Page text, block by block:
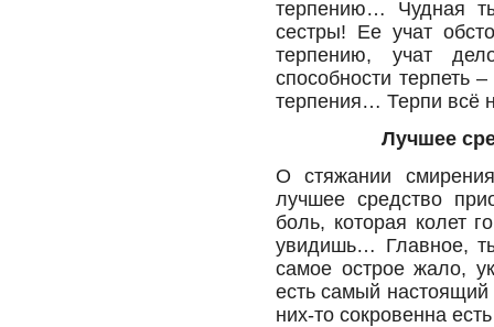
терпению… Чудная
сестры! Ее учат
терпению, учат
способности терпеть
терпения… Терпи всё
Лучшее
О стяжании
лучшее средство
боль, которая колет
увидишь… Главное,
самое острое жало,
есть самый
них-то сокровенна